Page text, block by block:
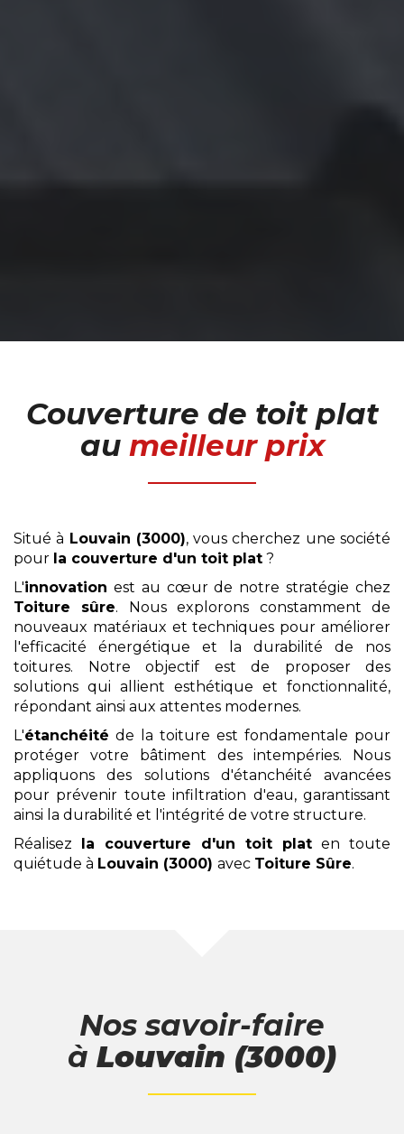
Couverture de toit plat
au meilleur prix
Situé à Louvain (3000), vous cherchez une société
pour la couverture d'un toit plat ?
L'innovation est au cœur de notre stratégie chez
Toiture sûre. Nous explorons constamment de
nouveaux matériaux et techniques pour améliorer
l'efficacité énergétique et la durabilité de nos
toitures. Notre objectif est de proposer des
solutions qui allient esthétique et fonctionnalité,
répondant ainsi aux attentes modernes.
L'étanchéité de la toiture est fondamentale pour
protéger votre bâtiment des intempéries. Nous
appliquons des solutions d'étanchéité avancées
pour prévenir toute infiltration d'eau, garantissant
ainsi la durabilité et l'intégrité de votre structure.
Réalisez la couverture d'un toit plat en toute
quiétude à Louvain (3000) avec Toiture Sûre.
Nos savoir-faire
à Louvain (3000)